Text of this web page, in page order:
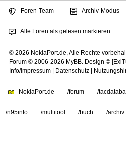
Foren-Team Archiv-Modus
Alle Foren als gelesen markieren
© 2026 NokiaPort.de, Alle Rechte
Forum © 2006-2026 MyBB
Design ©
Info/Impressum
Datenschutz
NokiaPort.de /forum /
/n95info /multitool /buch /archiv